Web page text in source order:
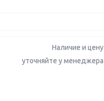
Наличие и цену
уточняйте у менеджера